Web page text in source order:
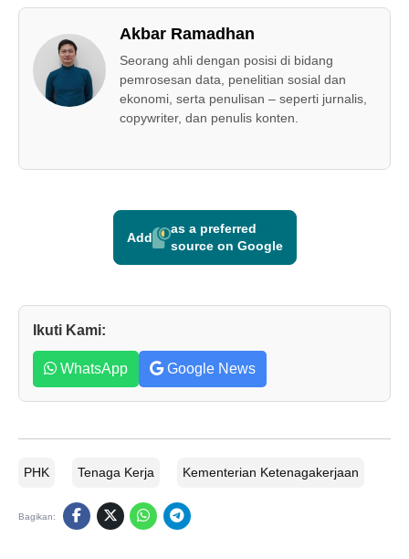
Akbar Ramadhan
Seorang ahli dengan posisi di bidang
pemrosesan data, penelitian sosial dan
ekonomi, serta penulisan – seperti jurnalis,
copywriter, dan penulis konten.
Add
as a preferred
source on Google
Ikuti Kami:
WhatsApp Google News
PHK Tenaga Kerja Kementerian Ketenagakerjaan
Bagikan: